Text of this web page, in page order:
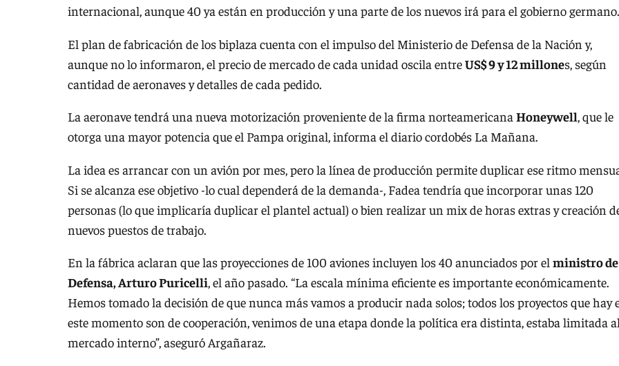
internacional, aunque 40 ya están en producción y una parte de los nuevos irá para el gobierno germano.
El plan de fabricación de los biplaza cuenta con el impulso del Ministerio de Defensa de la Nación y,
aunque no lo informaron, el precio de mercado de cada unidad oscila entreUS$ 9 y 12 millones, según
cantidad de aeronaves y detalles de cada pedido.
La aeronave tendrá una nueva motorización proveniente de la firma norteamericana Honeywell, que le
otorga una mayor potencia que el Pampa original, informa el diario cordobés La Mañana.
La idea es arrancar con un avión por mes, pero la línea de producción permite duplicar ese ritmo
Si se alcanza ese objetivo -lo cual dependerá de la demanda-, Fadea tendría que incorporar unas 120
personas (lo que implicaría duplicar el plantel actual) o bien realizar un mix de horas extras y creación
nuevos puestos de trabajo.
En la fábrica aclaran que las proyecciones de 100 aviones incluyen los 40 anunciados por el ministro de
Defensa, Arturo Puricelli, el año pasado. “La escala mínima eficiente es importante económicamente.
Hemos tomado la decisión de que nunca más vamos a producir nada solos; todos los proyectos que hay
este momento son de cooperación, venimos de una etapa donde la política era distinta, estaba limitada
mercado interno”, aseguró Argañaraz.